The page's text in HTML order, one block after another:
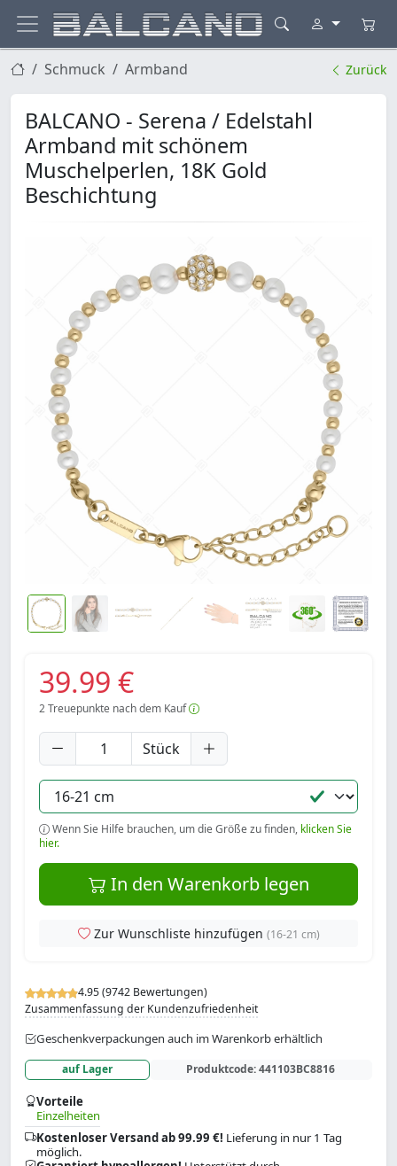
Schmuck Armband Zurück
BALCANO - Serena / Edelstahl
Armband mit schönem
Muschelperlen, 18K Gold
Beschichtung
4.95 (9742 Bewertungen)
Zusammenfassung der Kundenzufriedenheit
Geschenkverpackungen auch im Warenkorb erhältlich
auf Lager Produktcode:441103BC8816
Vorteile
Einzelheiten
Kostenloser Versand ab 99.99 €! Lieferung in nur 1 Tag
möglich.
39.99 €
2Treuepunkte nach dem Kauf
Stück
Wenn Sie Hilfe brauchen, um die Größe zu finden, klicken Sie
hier.
In den Warenkorb legen
Zur Wunschliste hinzufügen (16-21 cm)